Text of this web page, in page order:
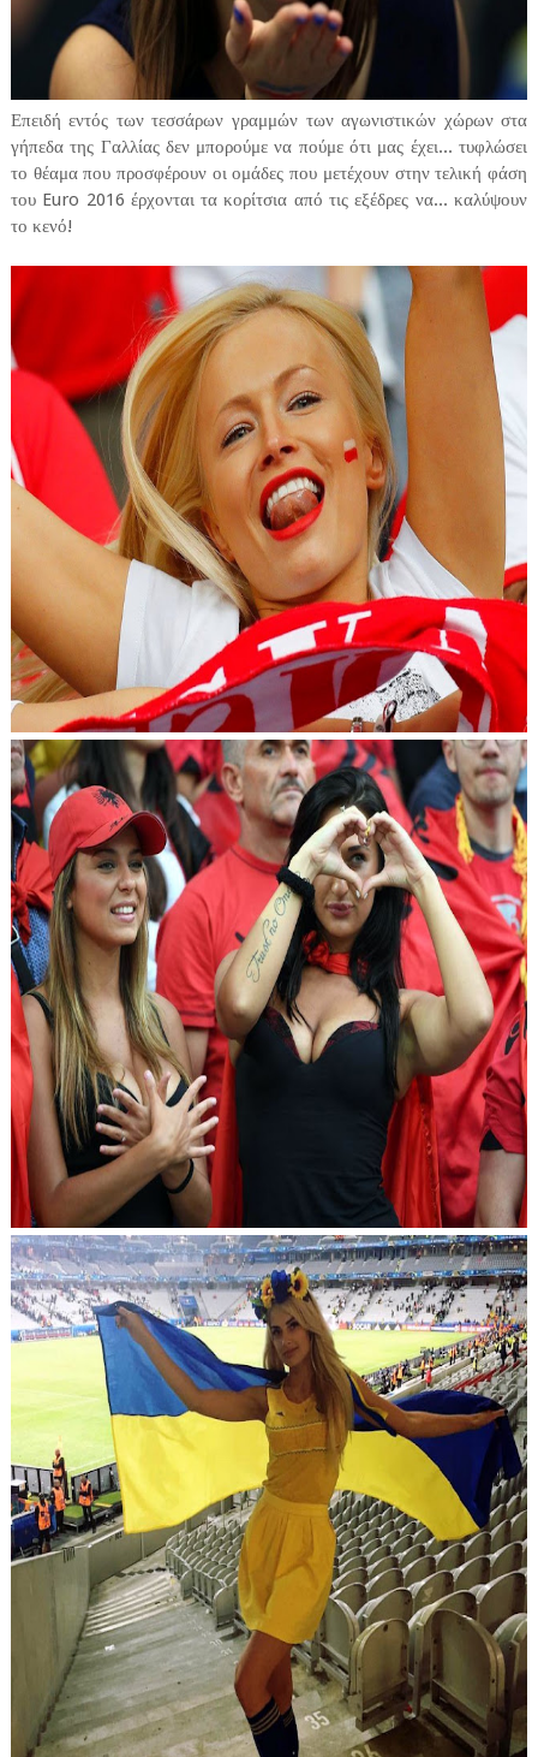
Επειδή εντός των τεσσάρων γραμμών των αγωνιστικών χώρων στα
γήπεδα της Γαλλίας δεν μπορούμε να πούμε ότι μας έχει... τυφλώσει
το θέαμα που προσφέρουν οι ομάδες που μετέχουν στην τελική φάση
του Euro 2016 έρχονται τα κορίτσια από τις εξέδρες να... καλύψουν
το κενό!